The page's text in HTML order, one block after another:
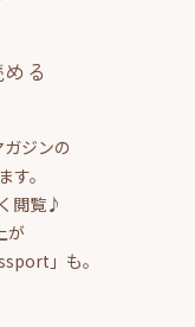
る
ジンの
。
閲覧♪
が
」も。